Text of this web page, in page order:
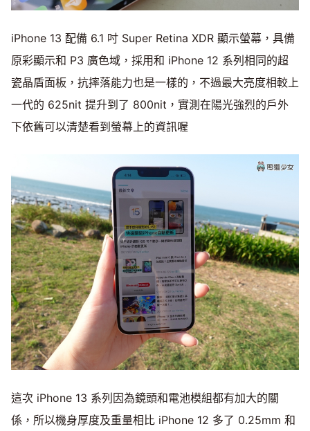
iPhone 13 配備 6.1 吋 Super Retina XDR 顯示螢幕，具備
原彩顯示和 P3 廣色域，採用和 iPhone 12 系列相同的超
瓷晶盾面板，抗摔落能力也是一樣的，不過最大亮度相較上
一代的 625nit 提升到了 800nit，實測在陽光強烈的戶外
下依舊可以清楚看到螢幕上的資訊喔
這次 iPhone 13 系列因為鏡頭和電池模組都有加大的關
係，所以機身厚度及重量相比 iPhone 12 多了 0.25mm 和